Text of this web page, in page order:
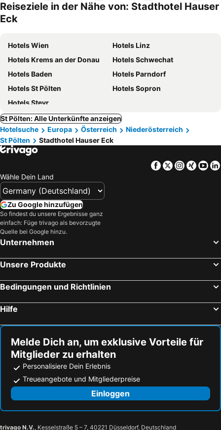
Reiseziele in der Nähe von: Stadthotel Hauser
Eck
Hotels Wien
Hotels Linz
Hotels Krems an der Donau
Hotels Schwechat
Hotels Baden
Hotels Parndorf
Hotels St Pölten
Hotels Sopron
Hotels Steyr
St Pölten: Alle Unterkünfte anzeigen
Hotelsuche
Europa Österreich
Niederösterreich
St Pölten
Stadthotel Hauser Eck
Facebook
TwitterXing
Wähle Dein Land
Zu Google hinzufügen
So findest du unsere Ergebnisse ganz
einfach: Füge trivago als bevorzugte
Quelle bei Google hinzu.
Unternehmen
Unsere Produkte
Bedingungen und Richtlinien
Hilfe
Melde Dich an, um exklusive Vorteile für
Mitglieder zu erhalten
Personalisiere Dein Erlebnis
Treueangebote und Mitgliederpreise
Einloggen
trivago N.V., Kesselstraße 5 – 7, 40221 Düsseldorf, Deutschland